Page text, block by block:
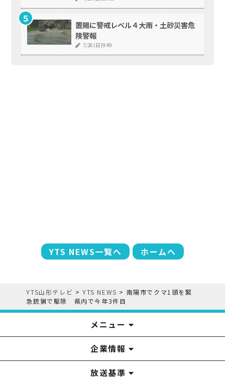
置賜に警戒レベル４大雨・土砂災害危
険警報
7/26 (日)9:49
YTS NEWS一覧へ ホームへ
YTS山形テレビ >YTS NEWS > 南陽市でクマ1頭を緊
急銃猟で駆除 県内で今年3件目
メニュー
YTSニュース
番組
アナウンサー
プレゼント
イベント
みるるん星人
YTS見学ツアー
番組表
お問い合わせ
企業情報
企業情報
役員構成
YTS山形テレビ SDGs 宣言
採用情報
山形テレビ人権方針
山形テレビ国民保護業務計画提出文
個人情報基本方針
情報セキュリティ基本方針
視聴データの取扱いについて
系列局一覧
中継局一覧
放送基準